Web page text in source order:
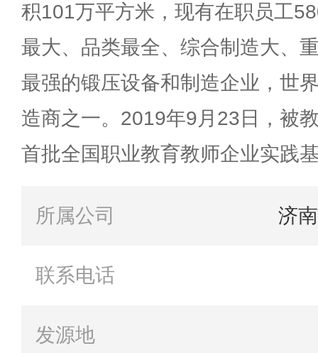
积101万平方米，现有在职员工
最大、品类最全、综合制造大、
最强的锻压设备和制造企业，世
造商之一。2019年9月23日，被
首批全国职业教育教师企业实践
所属公司 济
联系电话
发源地